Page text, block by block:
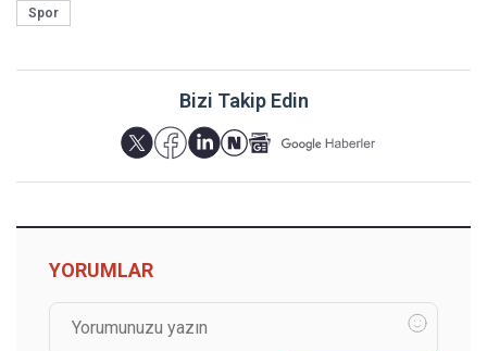
Spor
Bizi Takip Edin
YORUMLAR